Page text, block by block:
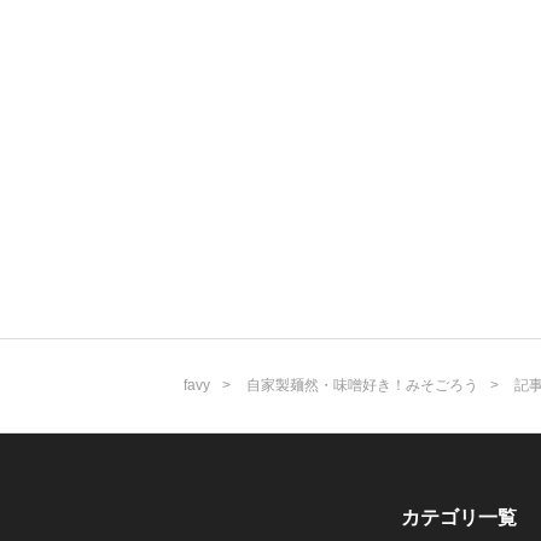
favy 自家製麺然・味噌好き！みそごろう 記
カテゴリ一覧